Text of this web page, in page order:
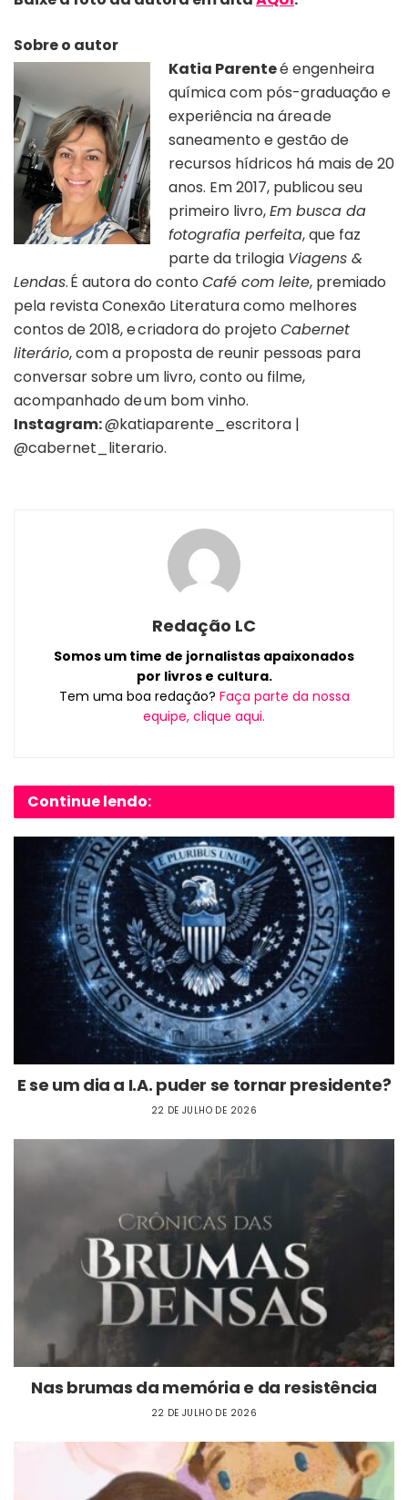
Sobre o autor
Katia Parenteé engenheira
química com pós-graduação e
experiência na área de
saneamento e gestão de
recursos hídricos há mais de 20
anos. Em 2017, publicou seu
primeiro livro,Em busca da
fotografia perfeita, que faz
parte da trilogia Viagens &
Lendas. É autora do conto Café com leite, premiado
pela revista Conexão Literatura como melhores
contos de 2018, e criadora do projeto Cabernet
literário, com a proposta de reunir pessoas para
conversar sobre um livro, conto ou filme,
acompanhado de um bom vinho.
Instagram:@katiaparente_escritora |
@cabernet_literario.
Redação LC
Somos um time de jornalistas apaixonados
por livros e cultura.
Tem uma boa redação? Faça parte da nossa
equipe, clique aqui.
Continue lendo:
E se um dia a I.A. puder se tornar presidente?
22 DE JULHO DE 2026
Nas brumas da memória e da resistência
22 DE JULHO DE 2026